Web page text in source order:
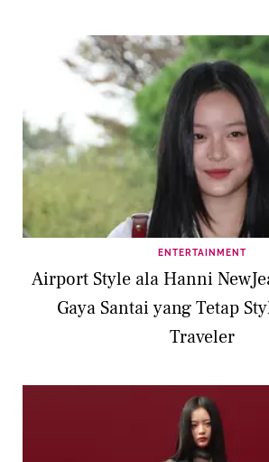
ENTERTAINMENT
Airport Style ala Hanni
Gaya Santai yang Tetap
Traveler